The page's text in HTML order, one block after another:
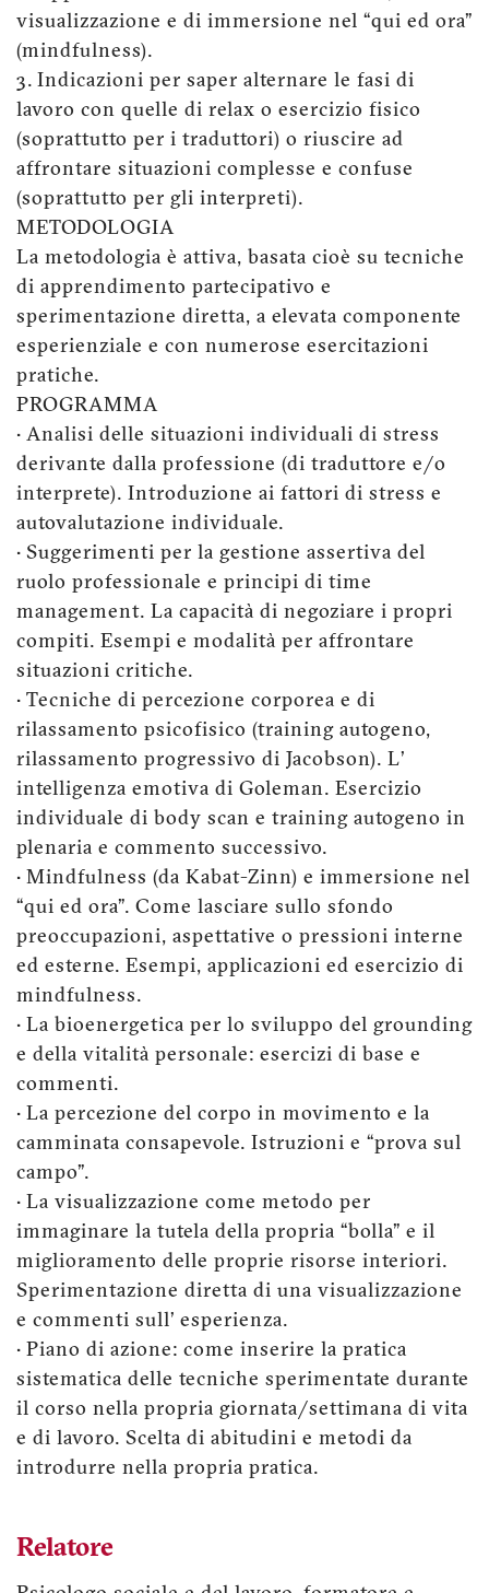
visualizzazione e di immersione nel “qui ed ora”
(mindfulness).
3. Indicazioni per saper alternare le fasi di
lavoro con quelle di relax o esercizio fisico
(soprattutto per i traduttori) o riuscire ad
affrontare situazioni complesse e confuse
(soprattutto per gli interpreti).
METODOLOGIA
La metodologia è attiva, basata cioè su tecniche
di apprendimento partecipativo e
sperimentazione diretta, a elevata componente
esperienziale e con numerose esercitazioni
pratiche.
PROGRAMMA
• Analisi delle situazioni individuali di stress
derivante dalla professione (di traduttore e/o
interprete). Introduzione ai fattori di stress e
autovalutazione individuale.
• Suggerimenti per la gestione assertiva del
ruolo professionale e principi di time
management. La capacità di negoziare i propri
compiti. Esempi e modalità per affrontare
situazioni critiche.
• Tecniche di percezione corporea e di
rilassamento psicofisico (training autogeno,
rilassamento progressivo di Jacobson). L’
intelligenza emotiva di Goleman. Esercizio
individuale di body scan e training autogeno in
plenaria e commento successivo.
• Mindfulness (da Kabat-Zinn) e immersione nel
“qui ed ora”. Come lasciare sullo sfondo
preoccupazioni, aspettative o pressioni interne
ed esterne. Esempi, applicazioni ed esercizio di
mindfulness.
• La bioenergetica per lo sviluppo del grounding
e della vitalità personale: esercizi di base e
commenti.
• La percezione del corpo in movimento e la
camminata consapevole. Istruzioni e “prova sul
campo”.
• La visualizzazione come metodo per
immaginare la tutela della propria “bolla” e il
miglioramento delle proprie risorse interiori.
Sperimentazione diretta di una visualizzazione
e commenti sull’ esperienza.
• Piano di azione: come inserire la pratica
sistematica delle tecniche sperimentate durante
il corso nella propria giornata/settimana di vita
e di lavoro. Scelta di abitudini e metodi da
introdurre nella propria pratica.
Relatore